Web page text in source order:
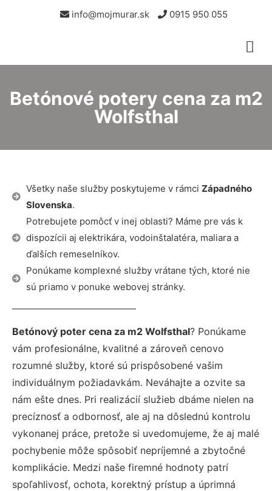
info@mojmurar.sk 0915 950 055
Betónové potery cena za m2
Wolfsthal
Všetky naše služby poskytujeme v rámci Západného
Slovenska.
Potrebujete pomôcť v inej oblasti? Máme pre vás k
dispozícii aj elektrikára, vodoinštalatéra, maliara a
ďalších remeselníkov.
Ponúkame komplexné služby vrátane tých, ktoré nie
sú priamo v ponuke webovej stránky.
Betónový poter cena za m2 Wolfsthal? Ponúkame
vám profesionálne, kvalitné a zároveň cenovo
rozumné služby, ktoré sú prispôsobené vašim
individuálnym požiadavkám. Neváhajte a ozvite sa
nám ešte dnes. Pri realizácií služieb dbáme nielen na
precíznosť a odbornosť, ale aj na dôslednú kontrolu
vykonanej práce, pretože si uvedomujeme, že aj malé
pochybenie môže spôsobiť nepríjemné a zbytočné
komplikácie. Medzi naše firemné hodnoty patrí
spoľahlivosť, ochota, korektný prístup a úprimná